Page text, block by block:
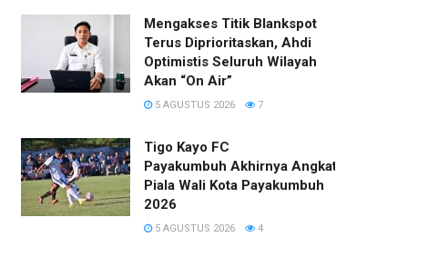
Mengakses Titik Blankspot
Terus Diprioritaskan, Ahdi
Optimistis Seluruh Wilayah
Akan “On Air”
5 AGUSTUS 2026 7
Tigo Kayo FC
Payakumbuh Akhirnya Angkat Trofi
Piala Wali Kota Payakumbuh
2026
5 AGUSTUS 2026 4